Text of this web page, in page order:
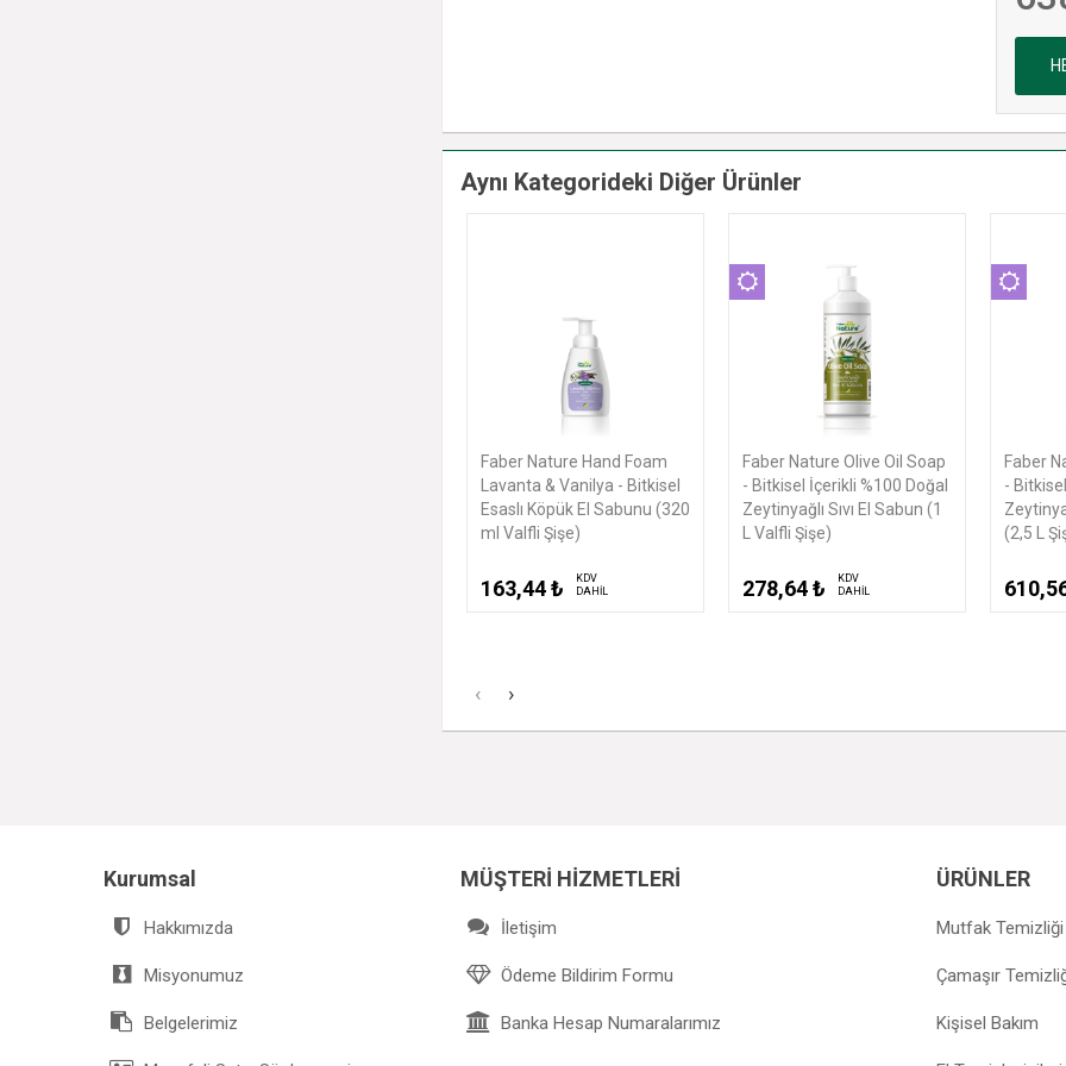
Aynı Kategorideki Diğer Ürünler
Faber Nature Olive Oil Soap
- Bitkisel İçerikli %100 Doğal
Zeytinyağlı Sıvı El Sabun (1
L Valfli Şişe)
278,64 ₺
KDV
DAHİL
Faber Nature Olive Oil Soap
- Bitkisel İçerikli %100 Doğal
Zeytinyağlı Sıvı El Sabun
(2,5 L Şişe)
610,56 ₺
KDV
DAHİL
Faber
Bebek
Esaslı
Şişe)
‹ ›
Kurumsal
Hakkımızda
Misyonumuz
Belgelerimiz
MÜŞTERİ HİZMETLERİ
İletişim
Ödeme Bildirim Formu
Banka Hesap Numaralarımız
ÜRÜNLER
Mutfak Temizliği
Çamaşır
Kişisel Bakım